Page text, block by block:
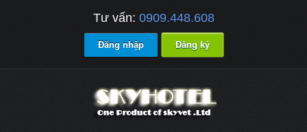
Tư vấn: 0909.448.608
Đăng nhập Đăng ký